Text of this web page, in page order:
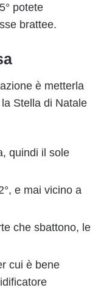
potete
brattee.
è metterla
Stella di Natale
quindi il sole
e mai vicino a
che sbattono, le
cui è bene